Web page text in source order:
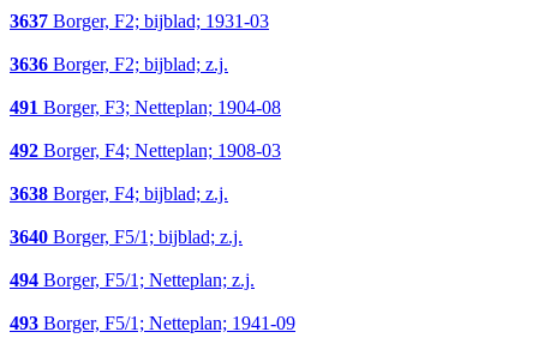
3637 Borger, F2; bijblad; 1931-03
3636 Borger, F2; bijblad; z.j.
491 Borger, F3; Netteplan; 1904-08
492 Borger, F4; Netteplan; 1908-03
3638 Borger, F4; bijblad; z.j.
3640 Borger, F5/1; bijblad; z.j.
494 Borger, F5/1; Netteplan; z.j.
493 Borger, F5/1; Netteplan; 1941-09